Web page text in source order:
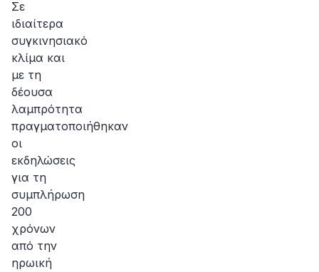
Σε
ιδιαίτερα
συγκινησιακό
κλίμα και
με τη
δέουσα
λαμπρότητα
πραγματοποιήθηκαν
οι
εκδηλώσεις
για τη
συμπλήρωση
200
χρόνων
από την
ηρωική